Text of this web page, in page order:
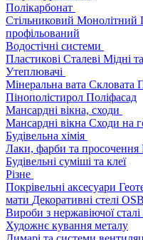
Полікарбонат
Стільниковий Монолітний
профільований
Водостічні системи
Пластикові Сталеві Мідні
Утеплювачі
Мінеральна вата Скловата
Пінополістирол Поліфасад
Мансардні вікна, сходи
Мансардні вікна Сходи на
Будівельна хімія
Лаки, фарби та просочення
Будівельні суміші та клеї
Різне
Покрівельні аксесуари
мати Декоративні стелі
Вироби з нержавіючої сталі
Художнє кування металу